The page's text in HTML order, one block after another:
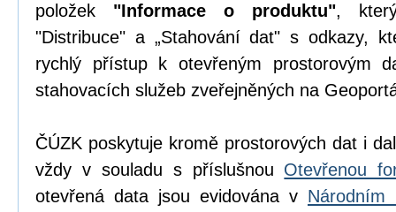
položek "Informace o produktu",
"Distribuce" a „Stahování dat" s odkazy,
rychlý přístup k otevřeným prostorovým
stahovacích služeb zveřejněných na
ČÚZK poskytuje kromě prostorových dat i
vždy v souladu s příslušnou Otevřenou
otevřená data jsou evidována v Národním